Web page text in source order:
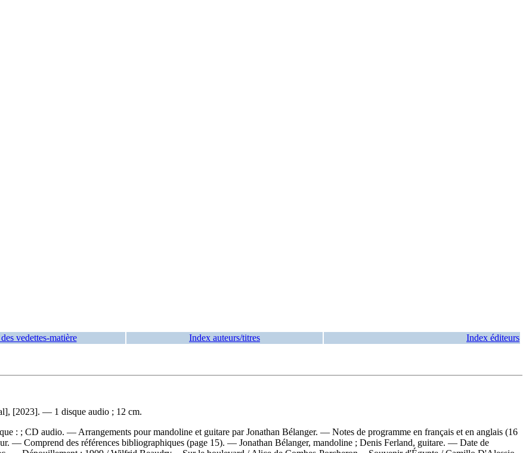
vedettes-matière Index auteurs/titres Index éditeurs
[2023]. — 1 disque audio ; 12 cm.
: ; CD audio. — Arrangements pour mandoline et guitare par Jonathan Bélanger. — Notes de programme en français et en anglais (16
— Comprend des références bibliographiques (page 15). — Jonathan Bélanger, mandoline ; Denis Ferland, guitare. — Date de